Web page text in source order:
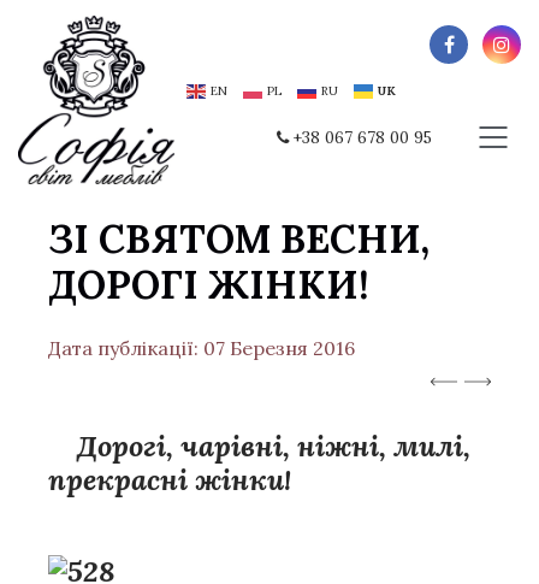
EN PL RU UK
+38 067 678 00 95
ЗІ СВЯТОМ ВЕСНИ,
ДОРОГІ ЖІНКИ!
Дата публікації: 07 Березня 2016
Дорогі, чарівні, ніжні, милі,
прекрасні жінки!